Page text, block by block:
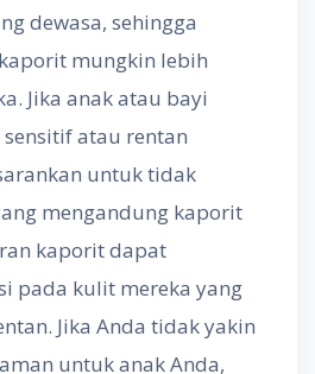
dewasa, sehingga
mungkin lebih
Jika anak atau bayi
atau rentan
untuk tidak
mengandung kaporit
kaporit dapat
pada kulit mereka yang
Jika Anda tidak yakin
untuk anak Anda,